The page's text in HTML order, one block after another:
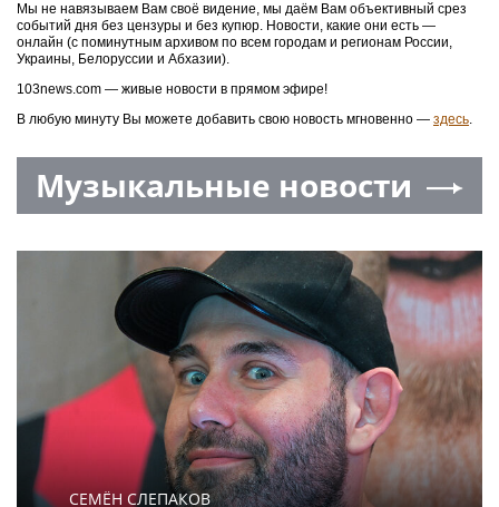
Мы не навязываем Вам своё видение, мы даём Вам объективный срез
событий дня без цензуры и без купюр. Новости, какие они есть —
онлайн (с поминутным архивом по всем городам и регионам России,
Украины, Белоруссии и Абхазии).
103news.com — живые новости в прямом эфире!
В любую минуту Вы можете добавить свою новость мгновенно — здесь.
Музыкальные новости
СЕМЁН СЛЕПАКОВ